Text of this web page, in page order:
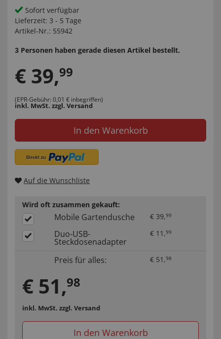
Sofort verfügbar
Lieferzeit: 3 - 5 Tage
Artikel-Nr.: 55942
3 Personen haben gerade diesen Artikel bestellt.
€ 39,99
(EPR-Gebühr: 0,01 € inbegriffen)
inkl. MwSt. zzgl. Versand
In den Warenkorb
Auf die Wunschliste
Wird oft zusammen gekauft:
Mobile Gartendusche € 39,99
Duo-USB-
Steckdosenadapter
€ 11 ,99
Preis für alles: € 51 ,98
€ 51,98
inkl. MwSt. zzgl. Versand
In den Warenkorb